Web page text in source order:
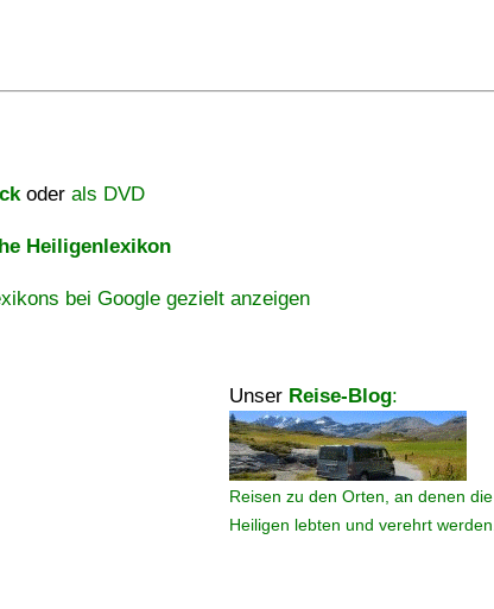
oder als DVD
Heiligenlexikon
bei Google gezielt anzeigen
Unser Reise-Blog:
Reisen zu den Orten, an denen die
Heiligen lebten und verehrt werden.